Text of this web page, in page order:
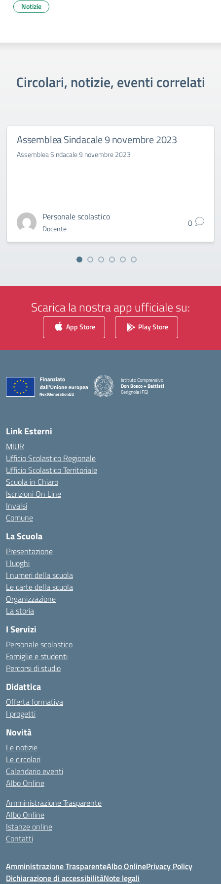
Notizie
Circolari, notizie, eventi correlati
Assemblea Sindacale 9 novembre 2023
Assemblea Sindacale 9 novembre 2023
Personale scolastico
Docente 0
Scarica la nostra app ufficiale su:
App Store Play Store
Istituto Comprensivo
Don Bosco + Battisti
Cerignola (FG)
— Visita la pagina iniziale della scuola
Link Esterni
MIUR
Ufficio Scolastico Regionale
Ufficio Scolastico Territoriale
Scuola in Chiaro
Iscrizioni On Line
Invalsi
Comune
La Scuola
Presentazione
I luoghi
I numeri della scuola
Le carte della scuola
Organizzazione
La storia
I Servizi
Personale scolastico
Famiglie e studenti
Percorsi di studio
Didattica
Offerta formativa
I progetti
Novità
Le notizie
Le circolari
Calendario eventi
Albo Online
Amministrazione Trasparente
Albo Online
Istanze online
Contatti
Amministrazione TrasparenteAlbo OnlinePrivacy Policy
Dichiarazione di accessibilitàNote legali